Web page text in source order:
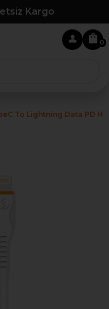
Kargo
0
To Lightning Data PD